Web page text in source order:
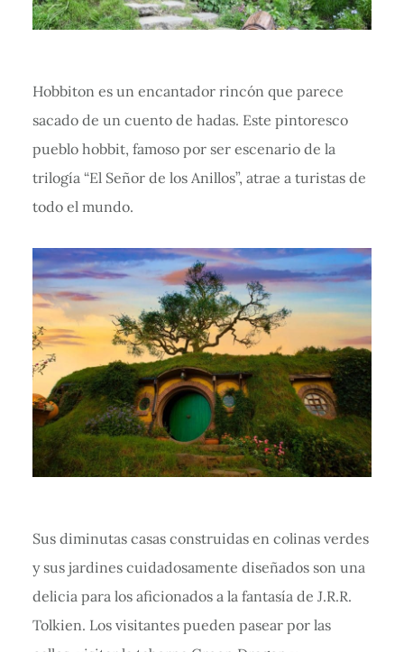
Hobbiton es un encantador rincón que parece
sacado de un cuento de hadas. Este pintoresco
pueblo hobbit, famoso por ser escenario de la
trilogía “El Señor de los Anillos”, atrae a turistas de
todo el mundo.
Sus diminutas casas construidas en colinas verdes
y sus jardines cuidadosamente diseñados son una
delicia para los aficionados a la fantasía de J.R.R.
Tolkien. Los visitantes pueden pasear por las